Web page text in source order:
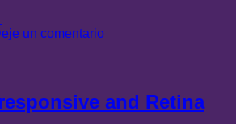
un comentario
and Retina